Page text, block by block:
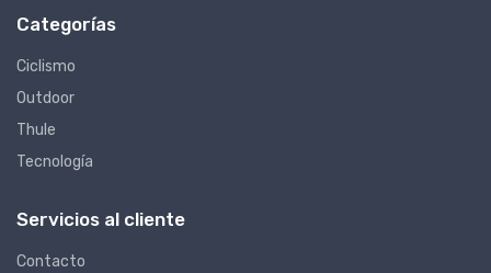
Categorías
Ciclismo
Outdoor
Thule
Tecnología
Servicios al cliente
Contacto